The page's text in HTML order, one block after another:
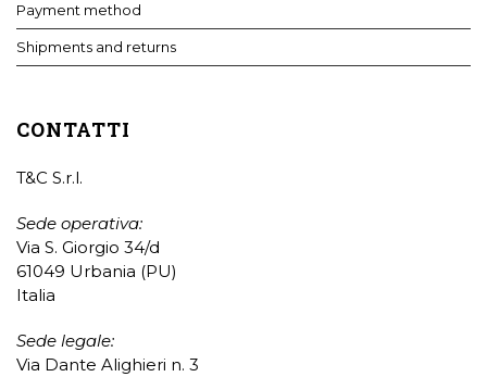
Payment method
Shipments and returns
CONTATTI
T&C S.r.l.
Sede operativa:
Via S. Giorgio 34/d
61049 Urbania (PU)
Italia
Sede legale:
Via Dante Alighieri n. 3